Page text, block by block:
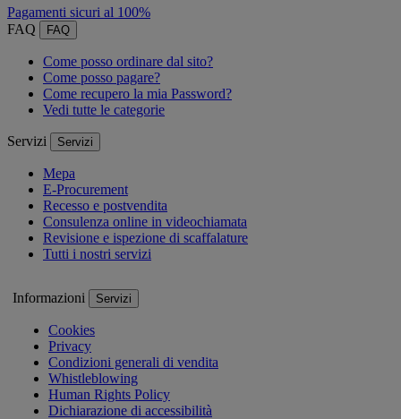
Pagamenti sicuri al 100%
FAQ
FAQ
Come posso ordinare dal sito?
Come posso pagare?
Come recupero la mia Password?
Vedi tutte le categorie
Servizi Servizi
Mepa
E-Procurement
Recesso e postvendita
Consulenza online in videochiamata
Revisione e ispezione di scaffalature
Tutti i nostri servizi
Informazioni Servizi
Cookies
Privacy
Condizioni generali di vendita
Whistleblowing
Human Rights Policy
Dichiarazione di accessibilità